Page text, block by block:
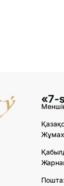
«7-
Пошта: